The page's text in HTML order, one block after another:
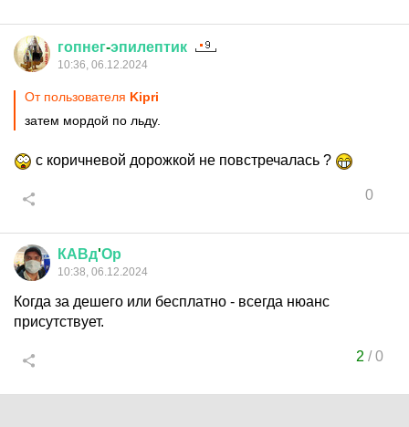
гопнег-эпилептик
10:36, 06.12.2024
От пользователя Kipri
затем мордой по льду.
с коричневой дорожкой не повстречалась ?
0
КАВд'Ор
10:38, 06.12.2024
Когда за дешего или бесплатно - всегда нюанс
присутствует.
2 /0